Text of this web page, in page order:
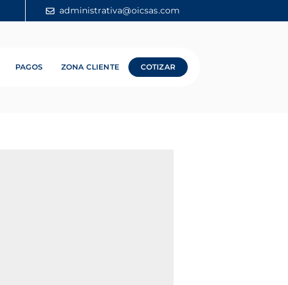
administrativa@oicsas.com
PAGOS ZONA CLIENTE COTIZAR